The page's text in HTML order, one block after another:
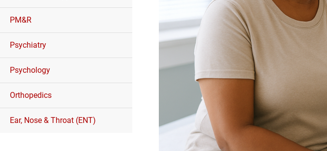
PM&R
Psychiatry
Psychology
Orthopedics
Ear, Nose & Throat (ENT)